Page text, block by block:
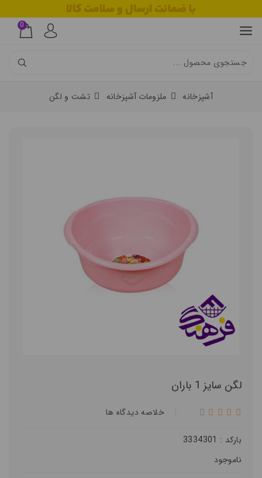
0
آشپزخانه ملزومات آشپزخانه تشت و لگن
لگن سایز 1 باران
خلاصه ديدگاه ها
بارکد : 3334301
ناموجود